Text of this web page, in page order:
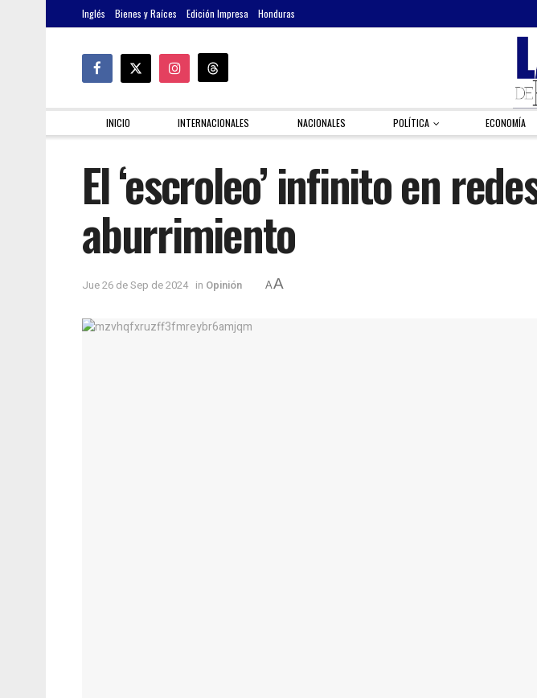
Inglés Bienes y Raíces Edición Impresa Honduras
INICIO INTERNACIONALES NACIONALES POLÍTICA ECONOMÍA
El ‘escroleo’ infinito en
aburrimiento
Jue 26 de Sep de 2024 in Opinión AA